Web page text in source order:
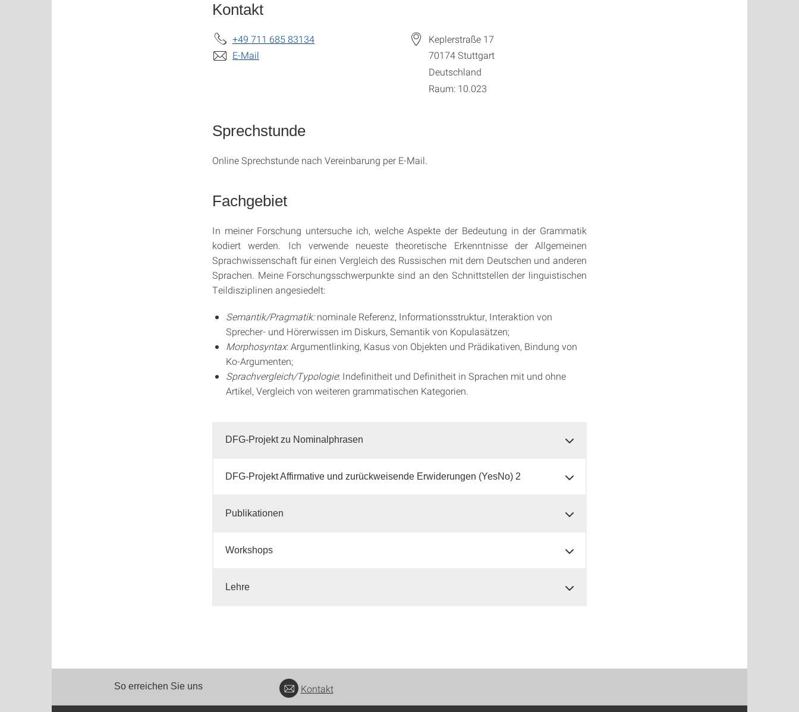
Kontakt
+49 711 685 83134
E-Mail
Keplerstraße 17
70174Stuttgart
Deutschland
Raum: 10.023
Sprechstunde
Online Sprechstunde nach Vereinbarung per E-Mail.
Fachgebiet
In meiner Forschung untersuche ich, welche Aspekte der Bedeutung in der Grammatik
kodiert werden. Ich verwende neueste theoretische Erkenntnisse der Allgemeinen
Sprachwissenschaft für einen Vergleich des Russischen mit dem Deutschen und anderen
Sprachen. Meine Forschungsschwerpunkte sind an den Schnittstellen der linguis­tischen
Teildisziplinen angesiedelt:
Semantik/Pragmatik:nominale Referenz, Informationsstruktur, Interaktion von
Sprecher- und Hörerwissen im Diskurs, Semantik von Kopulasätzen;
Morphosyntax: Argumentlinking, Kasus von Objekten und Prädikativen, Bindung von
Ko-Argumenten;
Sprachvergleich/Typologie: Indefinitheit und Definitheit in Sprachen mit und ohne
Artikel, Vergleich von weiteren grammatischen Kategorien.
DFG-Projekt zu Nominalphrasen
DFG-Projekt Affirmative und zurückweisende Erwiderungen (YesNo) 2
Publikationen
Workshops
Lehre
So erreichen Sie uns Kontakt